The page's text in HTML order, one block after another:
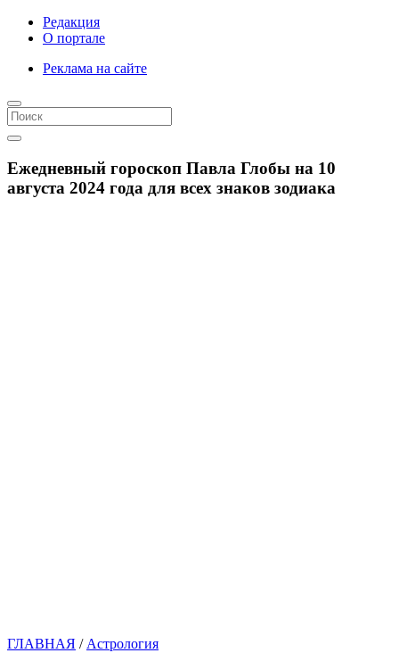
Редакция
О портале
Реклама на сайте
Ежедневный гороскоп Павла Глобы на 10
августа 2024 года для всех знаков зодиака
ГЛАВНАЯ /Астрология